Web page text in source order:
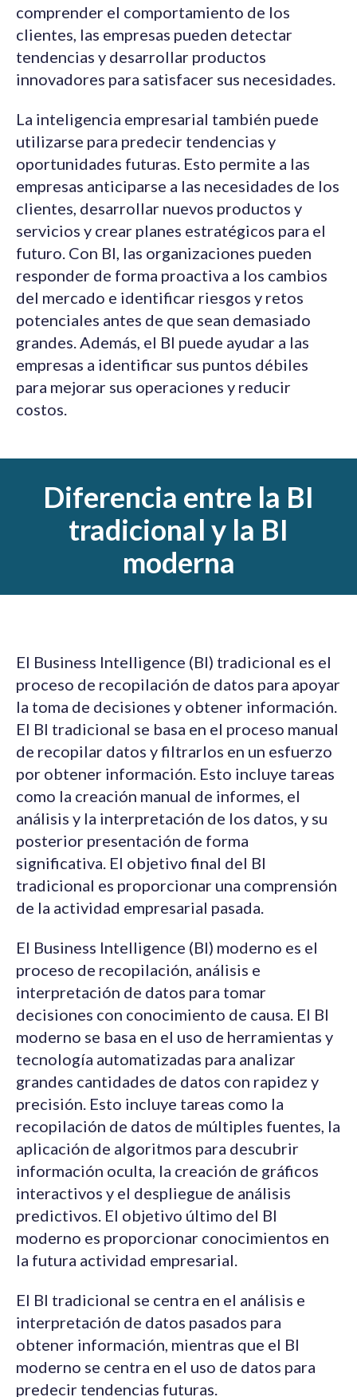
comprender el comportamiento de los
clientes, las empresas pueden detectar
tendencias y desarrollar productos
innovadores para satisfacer sus necesidades.
La inteligencia empresarial también puede
utilizarse para predecir tendencias y
oportunidades futuras. Esto permite a las
empresas anticiparse a las necesidades de los
clientes, desarrollar nuevos productos y
servicios y crear planes estratégicos para el
futuro. Con BI, las organizaciones pueden
responder de forma proactiva a los cambios
del mercado e identificar riesgos y retos
potenciales antes de que sean demasiado
grandes. Además, el BI puede ayudar a las
empresas a identificar sus puntos débiles
para mejorar sus operaciones y reducir
costos.
Diferencia entre la BI
tradicional y la BI
moderna
El Business Intelligence (BI) tradicional es el
proceso de recopilación de datos para apoyar
la toma de decisiones y obtener información.
El BI tradicional se basa en el proceso manual
de recopilar datos y filtrarlos en un esfuerzo
por obtener información. Esto incluye tareas
como la creación manual de informes, el
análisis y la interpretación de los datos, y su
posterior presentación de forma
significativa. El objetivo final del BI
tradicional es proporcionar una comprensión
de la actividad empresarial pasada.
El Business Intelligence (BI) moderno es el
proceso de recopilación, análisis e
interpretación de datos para tomar
decisiones con conocimiento de causa. El BI
moderno se basa en el uso de herramientas y
tecnología automatizadas para analizar
grandes cantidades de datos con rapidez y
precisión. Esto incluye tareas como la
recopilación de datos de múltiples fuentes, la
aplicación de algoritmos para descubrir
información oculta, la creación de gráficos
interactivos y el despliegue de análisis
predictivos. El objetivo último del BI
moderno es proporcionar conocimientos en
la futura actividad empresarial.
El BI tradicional se centra en el análisis e
interpretación de datos pasados para
obtener información, mientras que el BI
moderno se centra en el uso de datos para
predecir tendencias futuras.